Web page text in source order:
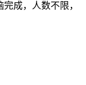
成，人数不限，